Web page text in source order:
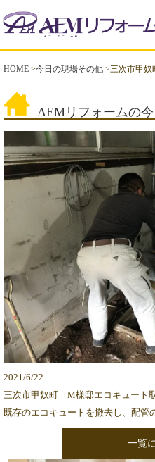
HOME >今日の現場その他 >三次市甲
AEMリフォームの
2021/6/22
三次市甲奴町 M様邸エコキュート
既存のエコキュートを撤去し、配管
一覧